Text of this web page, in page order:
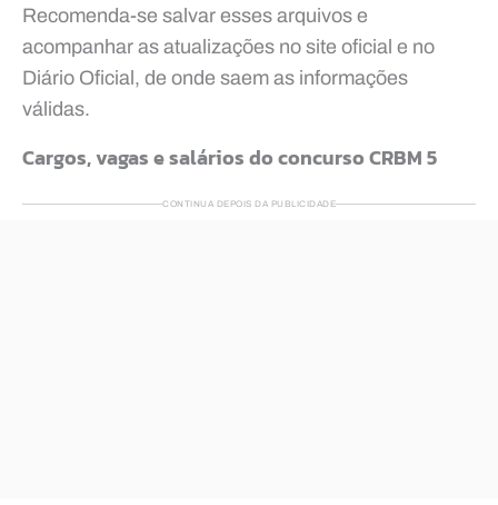
Recomenda-se salvar esses arquivos e
acompanhar as atualizações no site oficial e no
Diário Oficial, de onde saem as informações
válidas.
Cargos, vagas e salários do concurso CRBM 5
CONTINUA DEPOIS DA PUBLICIDADE